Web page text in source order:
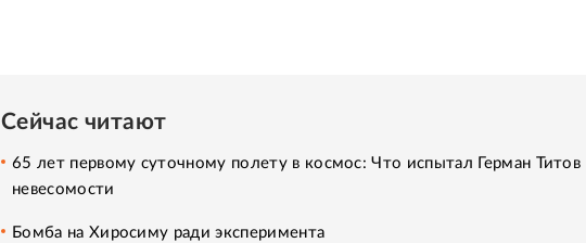
Сейчас читают
65 лет первому суточному полету в космос: Что испытал Герман Титов
невесомости
Бомба на Хиросиму ради эксперимента